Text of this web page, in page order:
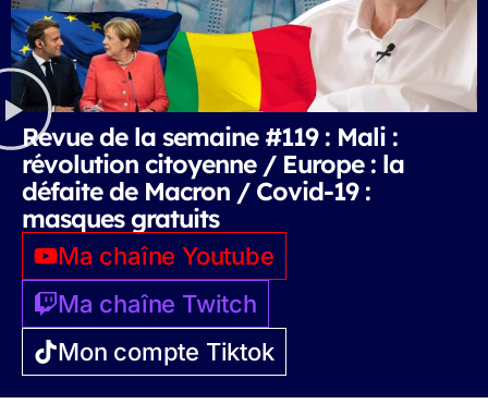
Revue de la semaine #119 : Mali :
révolution citoyenne / Europe : la
défaite de Macron / Covid-19 :
masques gratuits
Ma chaîne Youtube
Ma chaîne Twitch
Mon compte Tiktok